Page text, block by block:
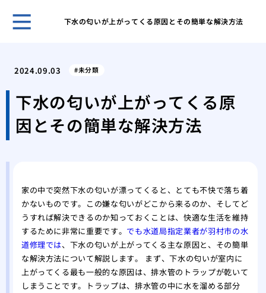
下水の匂いが上がってくる原因とその簡単な解決方法
高
2024.09.03 未分類
下水の匂いが上がってくる原
因とその簡単な解決方法
家の中で突然下水の匂いが漂ってくると、とても不快で落ち着
かないものです。この嫌な匂いがどこから来るのか、そしてど
うすれば解決できるのか知っておくことは、快適な生活を維持
するために非常に重要です。 でも水道局指定業者が羽村市の水
道修理では、下水の匂いが上がってくる主な原因と、その簡単
な解決方法について解説します。 まず、下水の匂いが室内に
上がってくる最も一般的な原因は、排水管のトラップが乾いて
しまうことです。トラップは、排水管の中に水を溜める部分